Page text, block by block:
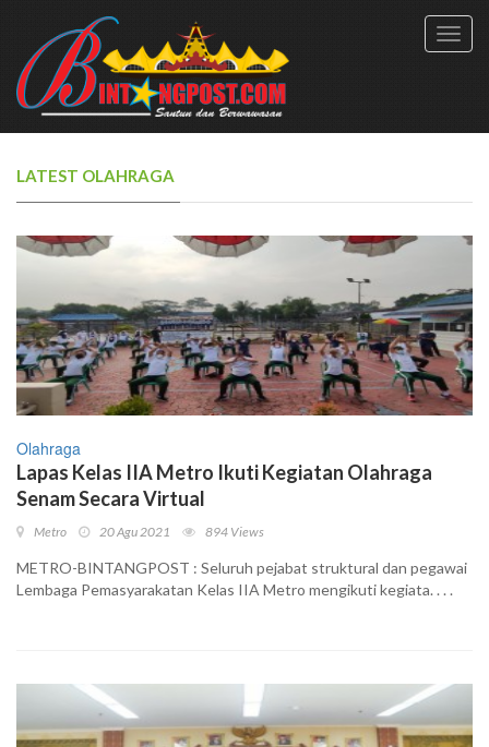
LATEST OLAHRAGA
Olahraga
Lapas Kelas IIA Metro Ikuti Kegiatan Olahraga
Senam Secara Virtual
Metro 20 Agu 2021 894 Views
METRO-BINTANGPOST : Seluruh pejabat struktural dan pegawai
Lembaga Pemasyarakatan Kelas IIA Metro mengikuti kegiata. . . .